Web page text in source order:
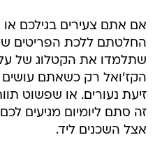
אם אתם צעירים בגילכם
החלטתם ללכת הפריטים
שתלמדו את הקטלוג של על
הקז'ואל רק כשאתם עושים
זיעת נעורים. או שפשוט
זה סתם ליומיום מגיעים
אצל השכנים ליד.